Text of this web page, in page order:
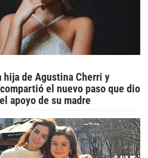
hija de Agustina Cherri y
el nuevo paso que dio
apoyo de su madre